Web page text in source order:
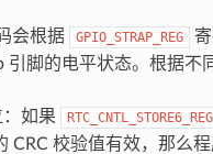
会根据 GPIO_STRAP_REG
脚的电平状态。根据不
如果 RTC_CNTL_STORE6_REG
CRC 校验值有效，那么